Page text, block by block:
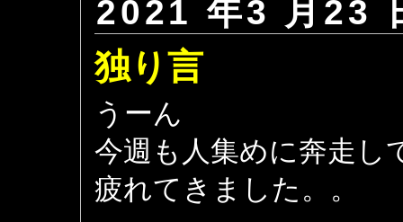
2021 年3 月23
独り言
うーん
今週も人集めに奔走し
疲れてきました。。